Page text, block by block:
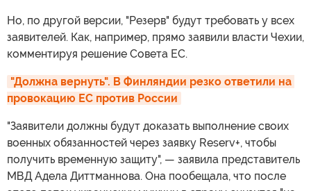
Но, по другой версии, "Резерв" будут требовать у всех
заявителей. Как, например, прямо заявили власти Чехии,
комментируя решение Совета ЕС.
"Должна вернуть". В Финляндии резко ответили на
провокацию ЕС против России
"Заявители должны будут доказать выполнение своих
военных обязанностей через заявку Reserv+, чтобы
получить временную защиту", — заявила представитель
МВД Адела Диттманнова. Она пообещала, что после